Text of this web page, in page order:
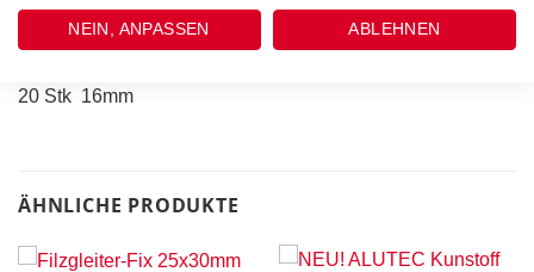
24 Stk 11mm
20 Stk 16mm
ÄHNLICHE PRODUKTE
NEIN, ANPASSEN ABLEHNEN